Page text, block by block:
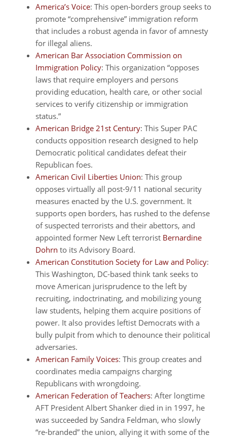
America’s Voice: This open-borders group seeks to
promote “comprehensive” immigration reform
that includes a robust agenda in favor of amnesty
for illegal aliens.
American Bar Association Commission on
Immigration Policy: This organization “opposes
laws that require employers and persons
providing education, health care, or other social
services to verify citizenship or immigration
status.”
American Bridge 21st Century: This Super PAC
conducts opposition research designed to help
Democratic political candidates defeat their
Republican foes.
American Civil Liberties Union: This group
opposes virtually all post-9/11 national security
measures enacted by the U.S. government. It
supports open borders, has rushed to the defense
of suspected terrorists and their abettors, and
appointed former New Left terrorist Bernardine
Dohrn to its Advisory Board.
American Constitution Society for Law and Policy:
This Washington, DC-based think tank seeks to
move American jurisprudence to the left by
recruiting, indoctrinating, and mobilizing young
law students, helping them acquire positions of
power. It also provides leftist Democrats with a
bully pulpit from which to denounce their political
adversaries.
American Family Voices: This group creates and
coordinates media campaigns charging
Republicans with wrongdoing.
American Federation of Teachers: After longtime
AFT President Albert Shanker died in in 1997, he
was succeeded by Sandra Feldman, who slowly
“re-branded” the union, allying it with some of the